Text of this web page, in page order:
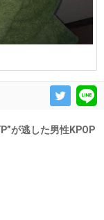
が逃した男性KPOP